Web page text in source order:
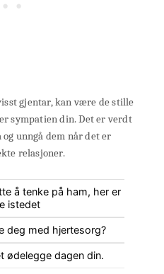
gjentar, kan være de stille
sympatien din. Det er verdt
unngå dem når det er
relasjoner.
å tenke på ham, her er
istedet
deg med hjertesorg?
ødelegge dagen din.